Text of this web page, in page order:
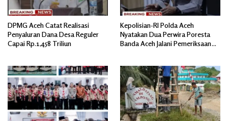
DPMG Aceh Catat Realisasi
Penyaluran Dana Desa Reguler
Capai Rp.1,458 Triliun
Kepolisian-RI Polda Aceh
Nyatakan Dua Perwira Poresta
Banda Aceh Jalani Pemeriksaan